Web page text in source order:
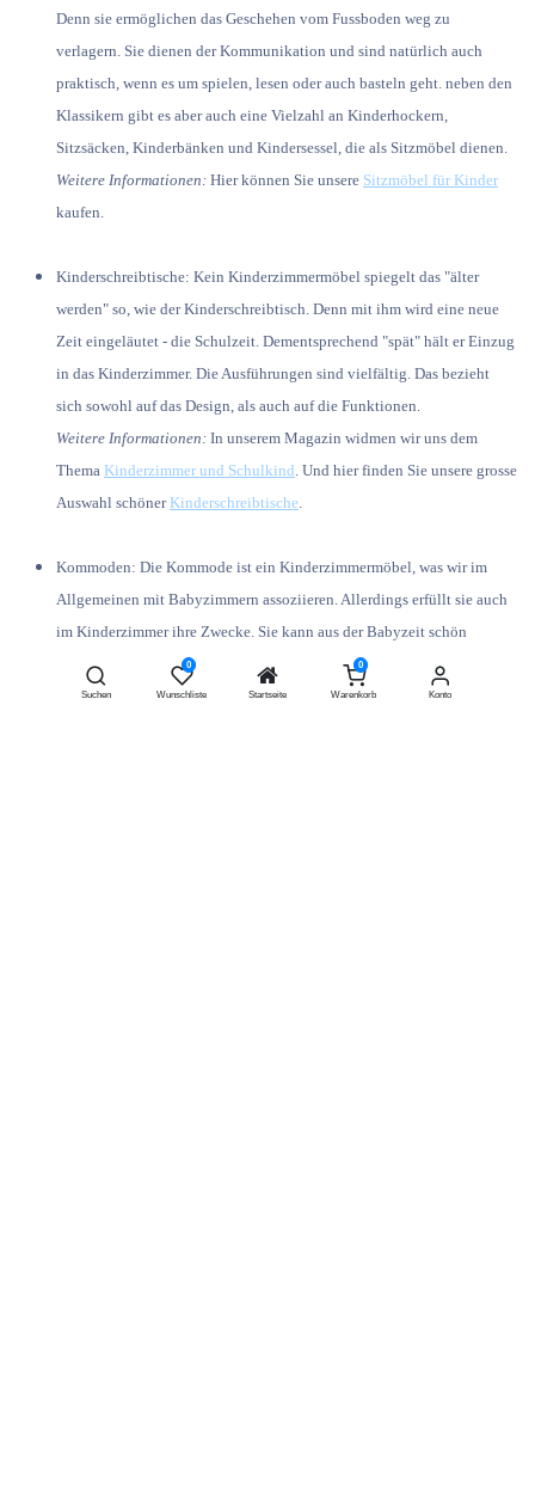
Suchen
0
Wunschliste Startseite
0
Warenkorb Konto
Denn sie ermöglichen das Geschehen vom Fussboden weg zu
verlagern. Sie dienen der Kommunikation und sind natürlich auch
praktisch, wenn es um spielen, lesen oder auch basteln geht. neben den
Klassikern gibt es aber auch eine Vielzahl an Kinderhockern,
Sitzsäcken, Kinderbänken und Kindersessel, die als Sitzmöbel dienen.
Weitere Informationen: Hier können Sie unsere Sitzmöbel für Kinder
kaufen.
Kinderschreibtische: Kein Kinderzimmermöbel spiegelt das "älter
werden" so, wie der Kinderschreibtisch. Denn mit ihm wird eine neue
Zeit eingeläutet - die Schulzeit. Dementsprechend "spät" hält er Einzug
in das Kinderzimmer. Die Ausführungen sind vielfältig. Das bezieht
sich sowohl auf das Design, als auch auf die Funktionen.
Weitere Informationen: In unserem Magazin widmen wir uns dem
Thema Kinderzimmer und Schulkind . Und hier finden Sie unsere grosse
Auswahl schönerKinderschreibtische
Kommoden: Die Kommode ist ein Kinderzimmermöbel, was wir im
Allgemeinen mit Babyzimmern assoziieren. Allerdings erfüllt sie auch
im Kinderzimmer ihre Zwecke. Sie kann aus der Babyzeit schön
weitergenutzt werden und ist eine schöne Möglichkeit mehr Stauraum
zu schaffen. Das kann für Kleidung und / oder Wäsche sein, wenn der